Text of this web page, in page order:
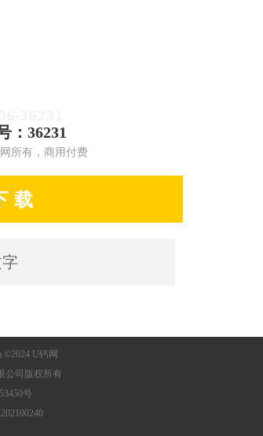
：36231
所有，商用付费
载
©2024 U钙网
公司版权所有
号